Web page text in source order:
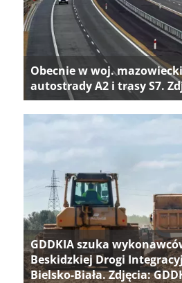
Obecnie w woj.
autostrady A2 i trasy S7.
GDDKIA szuka
Beskidzkiej Drogi
Bielsko-Biała. Zdjęcia: